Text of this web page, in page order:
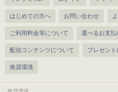
はじめての方へ お問い合わせ
ご利用料金等について 選べるお支払
配信コンテンツについて プレゼント
推奨環境